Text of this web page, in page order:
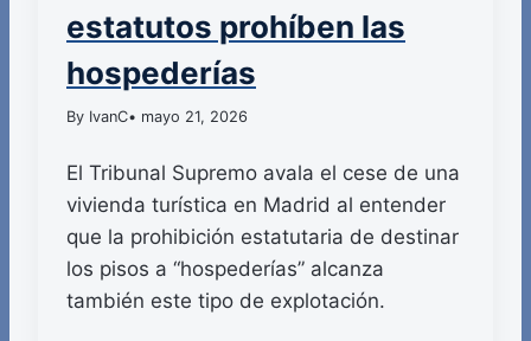
estatutos prohíben las
hospederías
By IvanC• mayo 21, 2026
El Tribunal Supremo avala el cese de una
vivienda turística en Madrid al entender
que la prohibición estatutaria de destinar
los pisos a “hospederías” alcanza
también este tipo de explotación.